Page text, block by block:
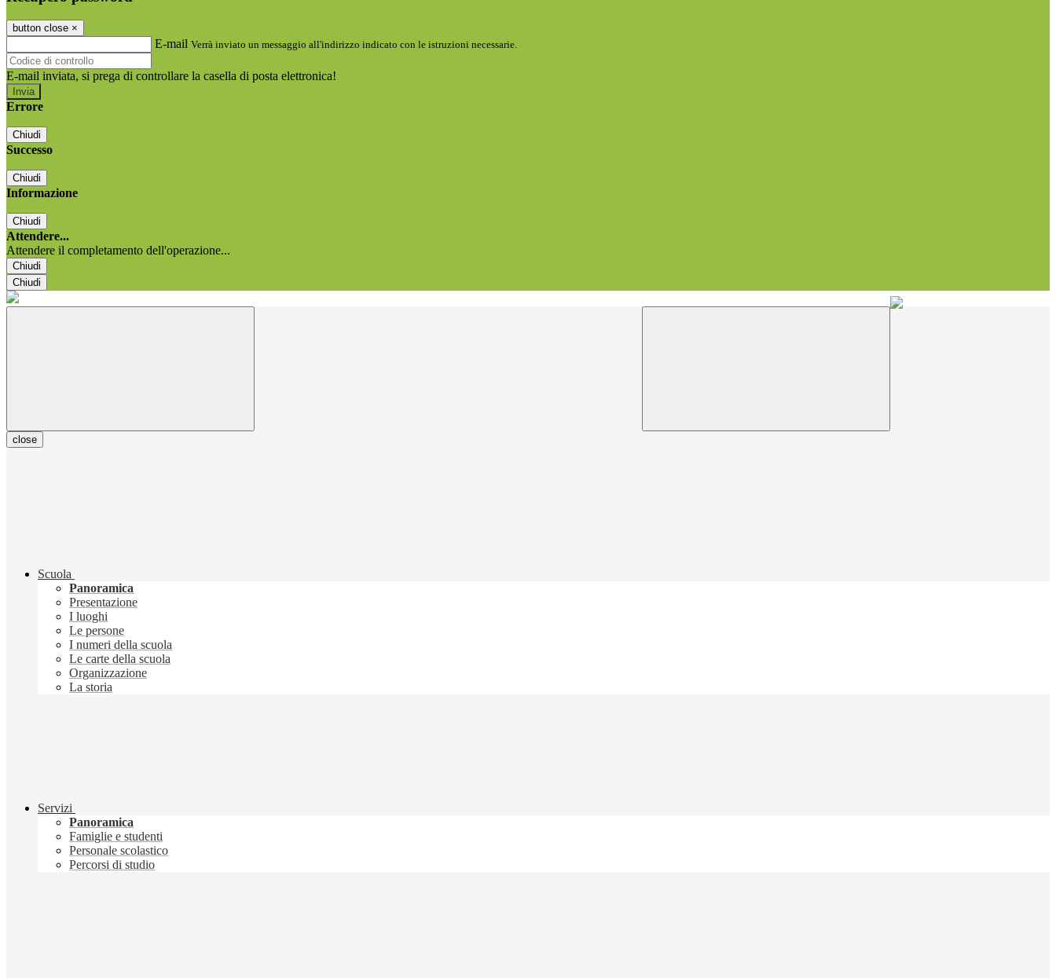
button close ×
E-mail Verrà inviato un messaggio all'indirizzo indicato con le istruzioni necessarie.
E-mail inviata, si prega di controllare la casella di posta elettronica!
Errore
Chiudi
Successo
Chiudi
Informazione
Chiudi
Attendere...
Attendere il completamento dell'operazione...
Chiudi
Chiudi
close
Scuola
Panoramica
Presentazione
I luoghi
Le persone
I numeri della scuola
Le carte della scuola
Organizzazione
La storia
Servizi
Panoramica
Famiglie e studenti
Personale scolastico
Percorsi di studio